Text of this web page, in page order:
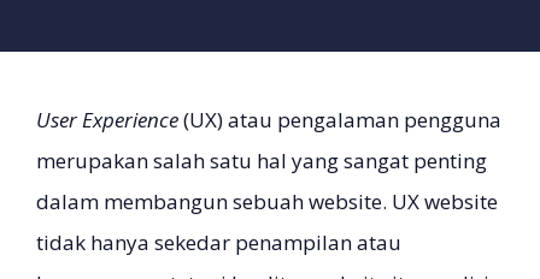
User Experience(UX) atau pengalaman pengguna
merupakan salah satu hal yang sangat penting
dalam membangun sebuah website. UX website
tidak hanya sekedar penampilan atau